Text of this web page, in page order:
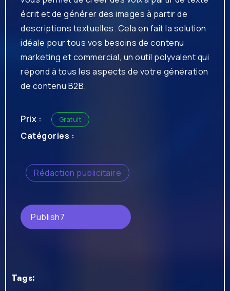
écrit et de générer des images à partir de
descriptions textuelles. Cela en fait la solution
idéale pour tous vos besoins de contenu
marketing et commercial, un outil polyvalent qui
répond à tous les aspects de votre génération
de contenu B2B.
Prix : Gratuit
Catégories :
Rédaction publicitaire
Publish7
Tags: